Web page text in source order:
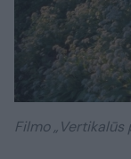
Filmo „Vertikalūs